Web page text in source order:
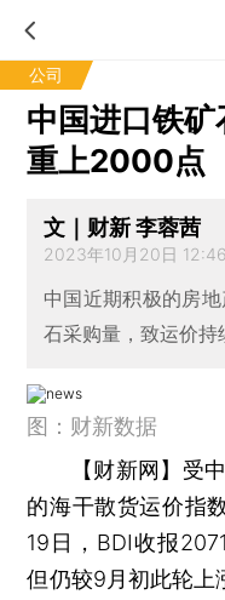
公司
中国进口铁
重上2000点
文｜财新 李蓉茜
2023年10月20日 12:46
中国近期积极的房
石采购量，致运价持
图：财新数据
【财新网】 受
的海干散货运价指
19日，BDI收报
但仍较9月初此轮